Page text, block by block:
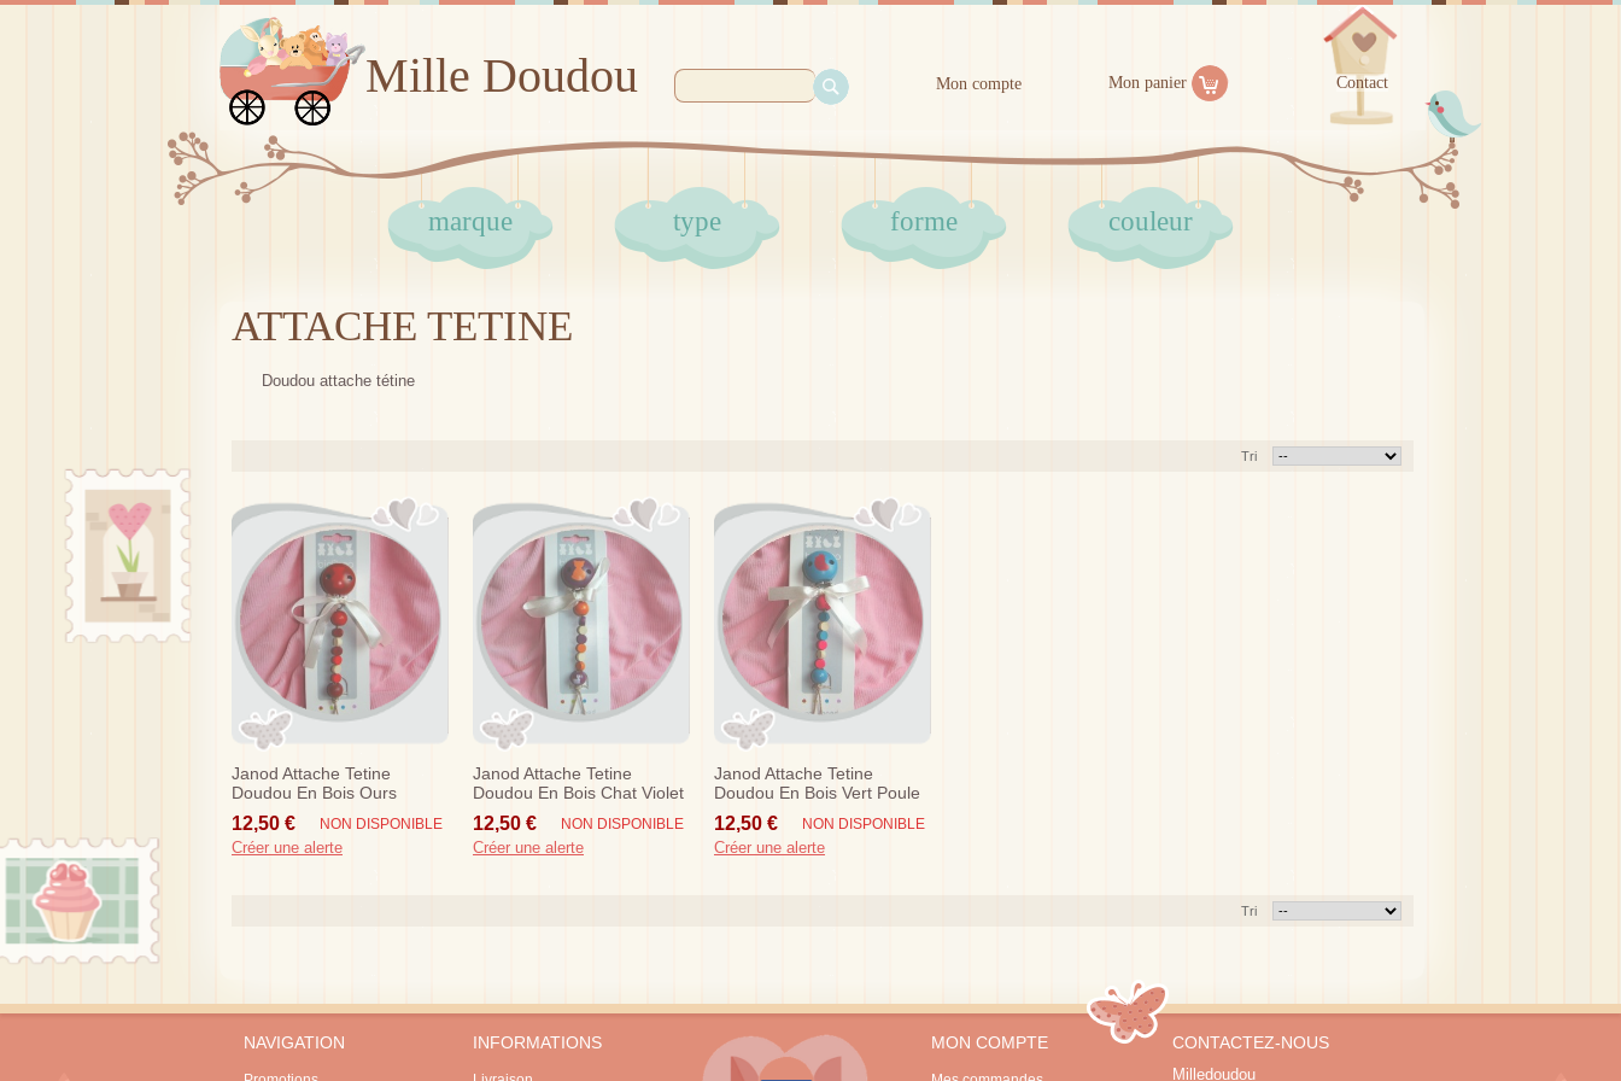
Mille Doudou Mon compte Mon panier Contact
marque type forme couleur
ATTACHE TETINE
Doudou attache tétine
Tri
Janod Attache Tetine
Doudou En Bois Ours
Rouge Marron
12,50 € NON DISPONIBLE
Créer une alerte
Janod Attache Tetine
Doudou En Bois Chat Violet
Orange
12,50 € NON DISPONIBLE
Créer une alerte
Janod Attache Tetine
Doudou En Bois Vert Poule
12,50 € NON DISPONIBLE
Créer une alerte
Tri
NAVIGATION INFORMATIONS CONTACTEZ-NOUS
Milledoudou
MON COMPTE